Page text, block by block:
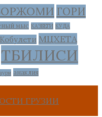
ГОРИ
мыс КАЗБЕГИ КУДА
Кобулети МЦХЕТА
ТБИЛИСИ
анаклия
ГРУЗИИ